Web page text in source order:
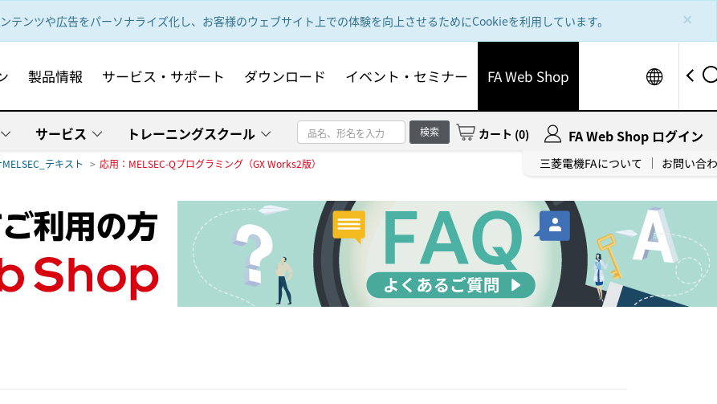
×
ンツや広告をパーソナライズ化し、お客様のウェブサイト上での体験を向上させるためにCookieを利用しています。
製品情報 サービス・サポート ダウンロード イベント・セミナー FA Web Shop
三菱電機FAについて お問い合
サービス トレーニングスクール 検索 カート (0) FA Web Shop ログイン
テキスト 応用：MELSEC-Qプログラミング（GX Works2版）